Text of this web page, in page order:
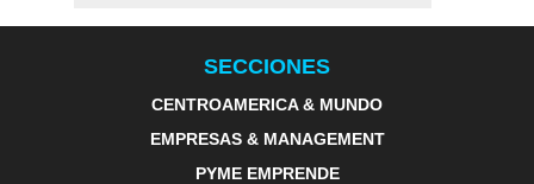
SECCIONES
CENTROAMERICA & MUNDO
EMPRESAS & MANAGEMENT
PYME EMPRENDE